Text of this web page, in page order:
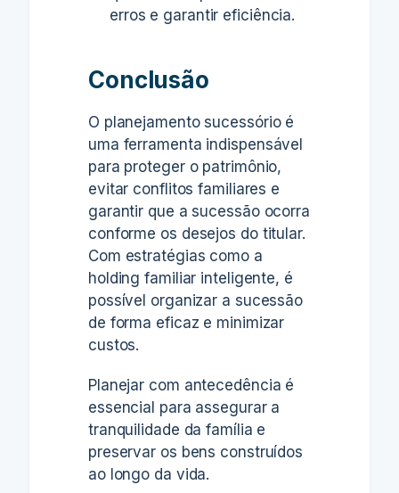
erros e garantir eficiência.
Conclusão
O planejamento sucessório é
uma ferramenta indispensável
para proteger o patrimônio,
evitar conflitos familiares e
garantir que a sucessão ocorra
conforme os desejos do titular.
Com estratégias como a
holding familiar inteligente, é
possível organizar a sucessão
de forma eficaz e minimizar
custos.
Planejar com antecedência é
essencial para assegurar a
tranquilidade da família e
preservar os bens construídos
ao longo da vida.